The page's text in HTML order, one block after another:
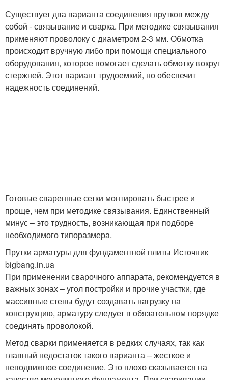
Существует два варианта соединения прутков между
собой - связывание и сварка. При методике связывания
применяют проволоку с диаметром 2-3 мм. Обмотка
происходит вручную либо при помощи специального
оборудования, которое помогает сделать обмотку вокруг
стержней. Этот вариант трудоемкий, но обеспечит
надежность соединений.
Готовые сваренные сетки монтировать быстрее и
проще, чем при методике связывания. Единственный
минус – это трудность, возникающая при подборе
необходимого типоразмера.
Прутки арматуры для фундаментной плиты Источник
bigbang.in.ua
При применении сварочного аппарата, рекомендуется в
важных зонах – угол постройки и прочие участки, где
массивные стены будут создавать нагрузку на
конструкцию, арматуру следует в обязательном порядке
соединять проволокой.
Метод сварки применяется в редких случаях, так как
главный недостаток такого варианта – жесткое и
неподвижное соединение. Это плохо сказывается на